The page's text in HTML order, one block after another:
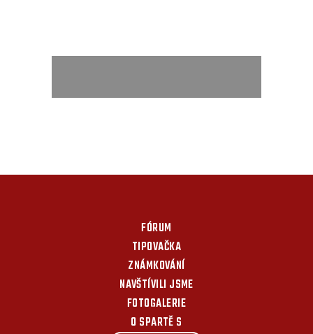
FÓRUM
TIPOVAČKA
ZNÁMKOVÁNÍ
NAVŠTÍVILI JSME
FOTOGALERIE
O SPARTĚ S